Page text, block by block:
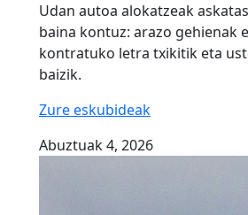
Udan autoa alokatzeak
baina kontuz: arazo gehienak
kontratuko letra txikitik eta
baizik.
Zure eskubideak
Abuztuak 4, 2026